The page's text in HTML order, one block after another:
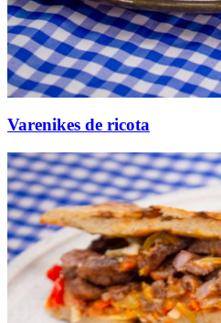
Varenikes de ricota